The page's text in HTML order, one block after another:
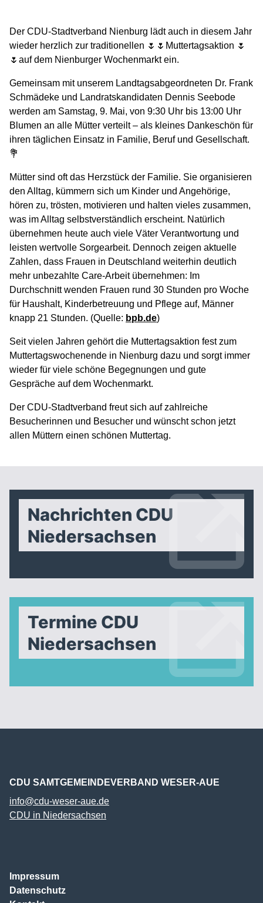
Der CDU-Stadtverband Nienburg lädt auch in diesem Jahr
wieder herzlich zur traditionellen 🌷🌷Muttertagsaktion 🌷
🌷auf dem Nienburger Wochenmarkt ein.
Gemeinsam mit unserem Landtagsabgeordneten Dr. Frank
Schmädeke und Landratskandidaten Dennis Seebode
werden am Samstag, 9. Mai, von 9:30 Uhr bis 13:00 Uhr
Blumen an alle Mütter verteilt – als kleines Dankeschön für
ihren täglichen Einsatz in Familie, Beruf und Gesellschaft.
💐
Mütter sind oft das Herzstück der Familie. Sie organisieren
den Alltag, kümmern sich um Kinder und Angehörige,
hören zu, trösten, motivieren und halten vieles zusammen,
was im Alltag selbstverständlich erscheint. Natürlich
übernehmen heute auch viele Väter Verantwortung und
leisten wertvolle Sorgearbeit. Dennoch zeigen aktuelle
Zahlen, dass Frauen in Deutschland weiterhin deutlich
mehr unbezahlte Care-Arbeit übernehmen: Im
Durchschnitt wenden Frauen rund 30 Stunden pro Woche
für Haushalt, Kinderbetreuung und Pflege auf, Männer
knapp 21 Stunden. (Quelle: bpb.de)
Seit vielen Jahren gehört die Muttertagsaktion fest zum
Muttertagswochenende in Nienburg dazu und sorgt immer
wieder für viele schöne Begegnungen und gute
Gespräche auf dem Wochenmarkt.
Der CDU-Stadtverband freut sich auf zahlreiche
Besucherinnen und Besucher und wünscht schon jetzt
allen Müttern einen schönen Muttertag.
Nachrichten CDU
Niedersachsen
Termine CDU
Niedersachsen
CDU SAMTGEMEINDEVERBAND WESER-AUE
info@cdu-weser-aue.de
CDU in Niedersachsen
Impressum
Datenschutz